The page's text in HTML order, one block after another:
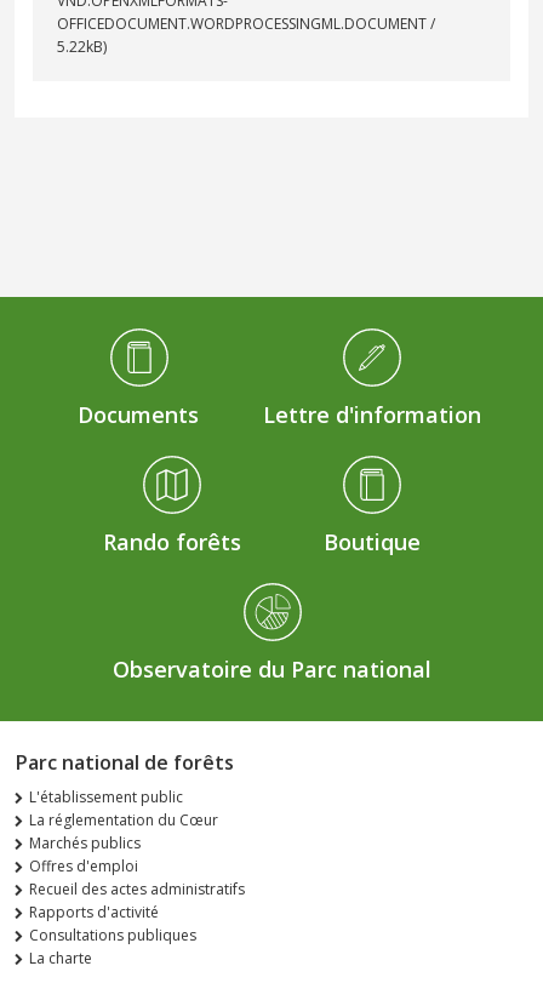
OFFICEDOCUMENT.WORDPROCESSINGML.DOCUMENT /
5.22kB)
Médiathèque Footer
Documents Lettre d'information
Rando forêts Boutique
Observatoire du Parc national
Parc national de forêts
L'établissement public
La réglementation du Cœur
Marchés publics
Offres d'emploi
Recueil des actes administratifs
Rapports d'activité
Consultations publiques
La charte